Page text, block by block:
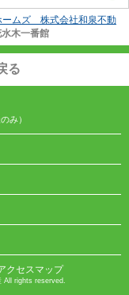
ームズ 株式会社和泉不動
木一番館
る
み）
クセスマップ
All rights reserved.